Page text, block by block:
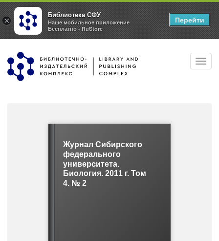
Перейти
основному
Журнал Сибирского
федерального
университета.
Биология. 2011 г. Том
4. № 2
×
Библиотека СФУ
Наше мобильное приложение
Бесплатно - RuStore
Перейти